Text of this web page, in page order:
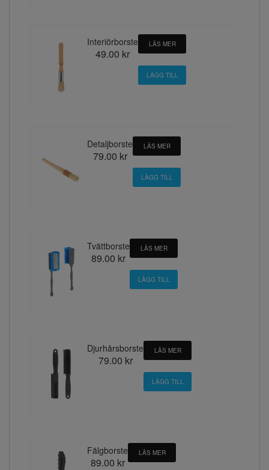
Interiörborste
49.00 kr
LÄS MER
Detaljborste
79.00 kr
LÄS MER
Tvättborste
89.00 kr
LÄS MER
Djurhårsborste
79.00 kr
LÄS MER
Fälgborste
89.00 kr
LÄS MER